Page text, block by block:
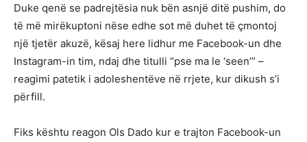
Duke qenë se padrejtësia nuk bën asnjë ditë pushim, do
të më mirëkuptoni nëse edhe sot më duhet të çmontoj
një tjetër akuzë, kësaj here lidhur me Facebook-un dhe
Instagram-in tim, ndaj dhe titulli “pse ma le ‘seen’” –
reagimi patetik i adoleshentëve në rrjete, kur dikush s’i
përfill.
Fiks kështu reagon Ols Dado kur e trajton Facebook-un